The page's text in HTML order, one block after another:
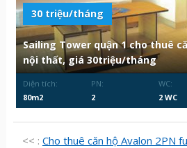
30 triệu/tháng
Sailing Tower quận 1 cho thuê
nội thất, giá 30triệu/tháng
Diện tích:
80m2
PN:
2
WC:
2 WC
<< : Cho thuê căn hộ Avalon 2PN